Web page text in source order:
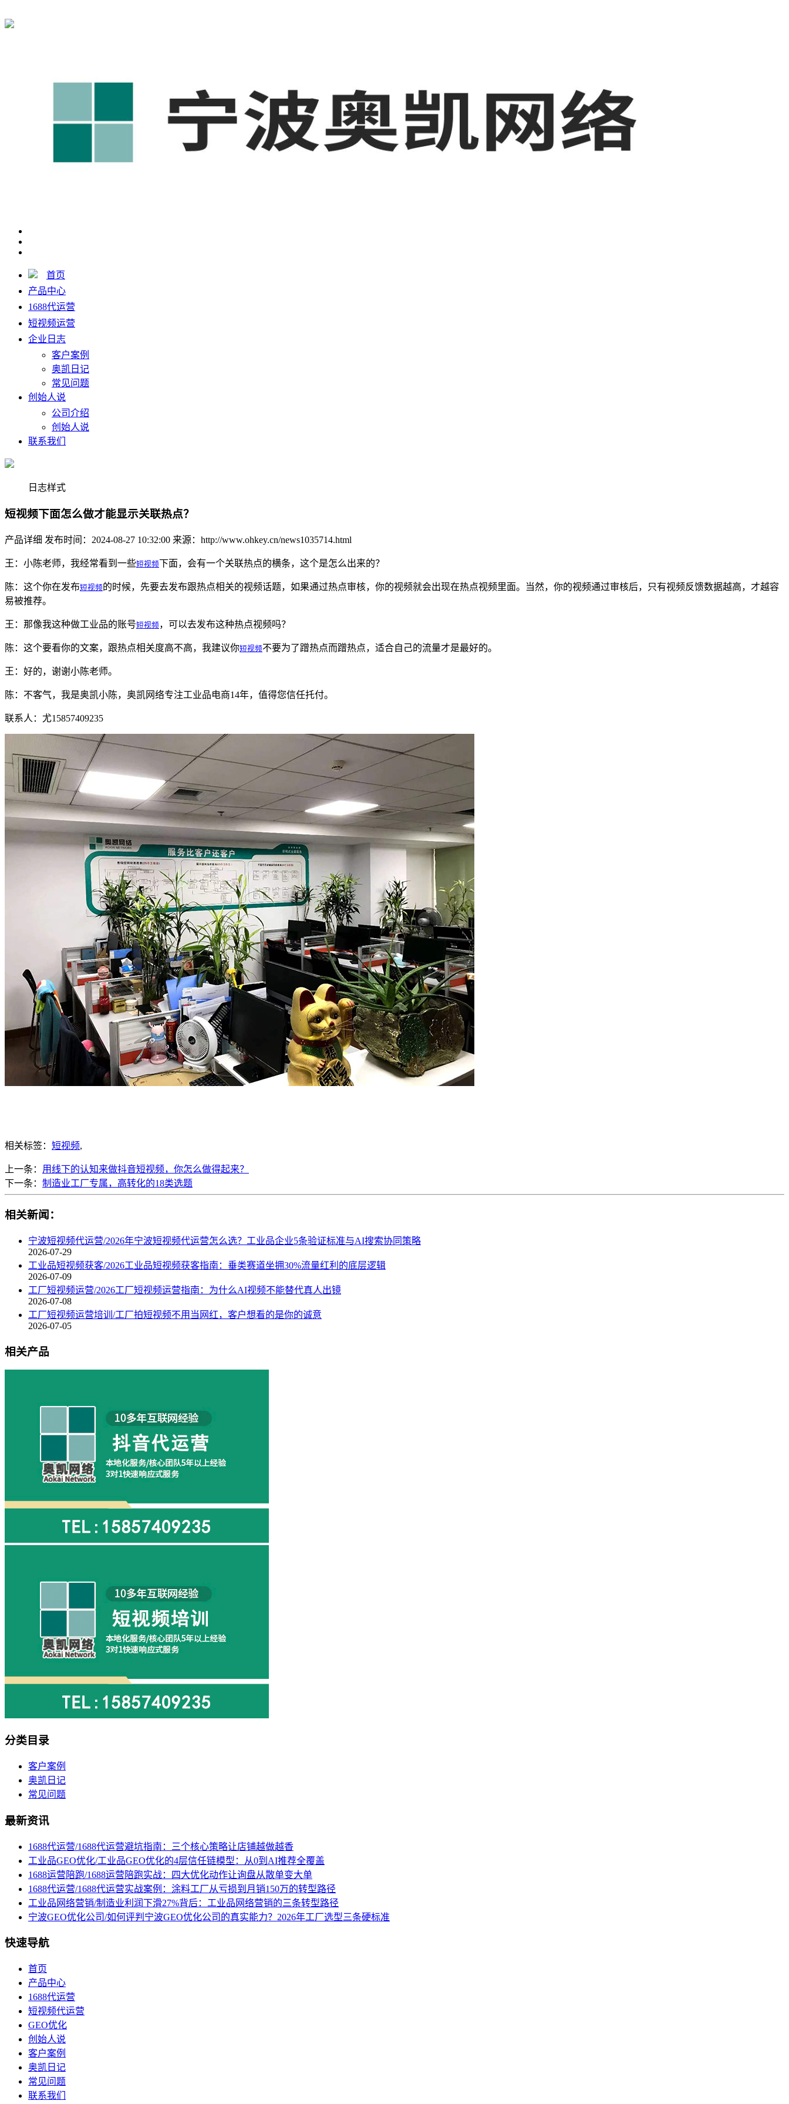
首页
产品中心
1688代运营
短视频运营
企业日志
客户案例
奥凯日记
常见问题
创始人说
公司介绍
创始人说
联系我们
日志样式
短视频下面怎么做才能显示关联热点？
产品详细 发布时间：2024-08-27 10:32:00 来源：http://www.ohkey.cn/news1035714.html
王：小陈老师，我经常看到一些短视频下面，会有一个关联热点的横条，这个是怎么出来的？
陈：这个你在发布短视频的时候，先要去发布跟热点相关的视频话题，如果通过热点审核，你的视频就会出现在热点视频里面。当然，你的视频通过审核后，只有视频反馈数据越高，才越容
易被推荐。
王：那像我这种做工业品的账号短视频 ，可以去发布这种热点视频吗？
陈：这个要看你的文案，跟热点相关度高不高，我建议你短视频不要为了蹭热点而蹭热点，适合自己的流量才是最好的。
王：好的，谢谢小陈老师。
陈：不客气，我是奥凯小陈，奥凯网络专注工业品电商14年，值得您信任托付。
联系人：尤15857409235
相关标签： 短视频,
上一条： 用线下的认知来做抖音短视频，你怎么做得起来？
下一条： 制造业工厂专属，高转化的18类选题
相关新闻：
宁波短视频代运营/2026年宁波短视频代运营怎么选？工业品企业5条验证标准与AI搜索协同策略
2026-07-29
工业品短视频获客/2026工业品短视频获客指南：垂类赛道坐拥30%流量红利的底层逻辑
2026-07-09
工厂短视频运营/2026工厂短视频运营指南：为什么AI视频不能替代真人出镜
2026-07-08
工厂短视频运营培训/工厂拍短视频不用当网红，客户想看的是你的诚意
2026-07-05
相关产品
分类目录
客户案例
奥凯日记
常见问题
最新资讯
1688代运营/1688代运营避坑指南：三个核心策略让店铺越做越香
工业品GEO优化/工业品GEO优化的4层信任链模型：从0到AI推荐全覆盖
1688运营陪跑/1688运营陪跑实战：四大优化动作让询盘从散单变大单
1688代运营/1688代运营实战案例：涂料工厂从亏损到月销150万的转型路径
工业品网络营销/制造业利润下滑27%背后：工业品网络营销的三条转型路径
宁波GEO优化公司/如何评判宁波GEO优化公司的真实能力？2026年工厂选型三条硬标准
快速导航
首页
产品中心
1688代运营
短视频代运营
GEO优化
创始人说
客户案例
奥凯日记
常见问题
联系我们